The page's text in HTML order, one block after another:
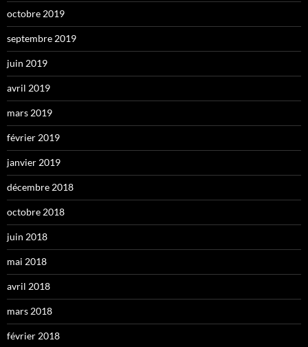
octobre 2019
septembre 2019
juin 2019
avril 2019
mars 2019
février 2019
janvier 2019
décembre 2018
octobre 2018
juin 2018
mai 2018
avril 2018
mars 2018
février 2018